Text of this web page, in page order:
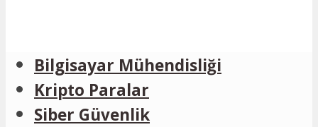
Bilgisayar Mühendisliği
Kripto Paralar
Siber Güvenlik